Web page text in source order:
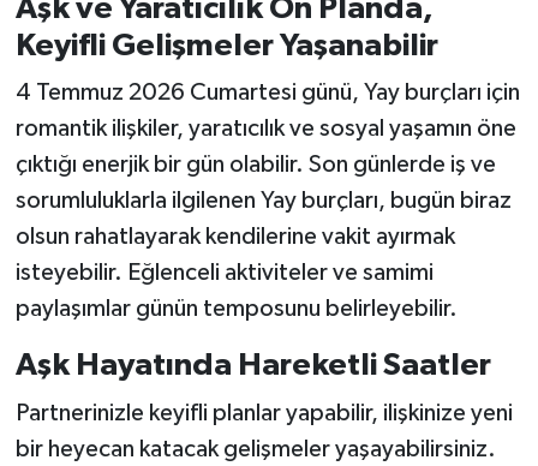
Aşk ve Yaratıcılık Ön Planda,
Keyifli Gelişmeler Yaşanabilir
4 Temmuz 2026 Cumartesi günü, Yay burçları için
romantik ilişkiler, yaratıcılık ve sosyal yaşamın öne
çıktığı enerjik bir gün olabilir. Son günlerde iş ve
sorumluluklarla ilgilenen Yay burçları, bugün biraz
olsun rahatlayarak kendilerine vakit ayırmak
isteyebilir. Eğlenceli aktiviteler ve samimi
paylaşımlar günün temposunu belirleyebilir.
Aşk Hayatında Hareketli Saatler
Partnerinizle keyifli planlar yapabilir, ilişkinize yeni
bir heyecan katacak gelişmeler yaşayabilirsiniz.